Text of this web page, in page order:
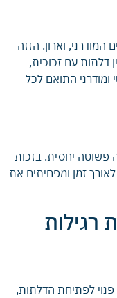
וארון. הזזה
דלתות עם זכוכית,
התואם לכל
פשוטה יחסית. בזכות
לאורך זמן ומפחיתים את
רגילות
פנוי לפתיחת הדלתות,